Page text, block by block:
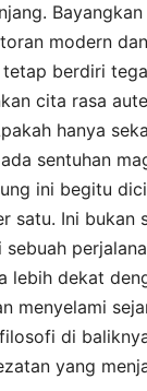
modern
tetap berdiri
cita rasa
hanya
sentuhan
ini begitu
satu. Ini bukan
sebuah
lebih dekat
menyelami
di
yang